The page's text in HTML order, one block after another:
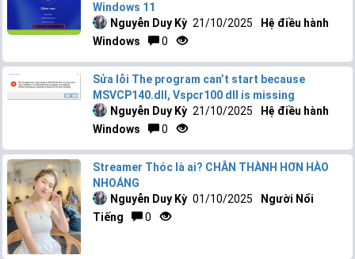
Windows 11
Nguyễn Duy Kỳ 21/10/2025
Hệ điều hành
Windows
0
Sửa lỗi The program can’t start because
MSVCP140.dll, Vspcr100 dll is missing
Nguyễn Duy Kỳ 21/10/2025
Hệ điều hành
Windows
0
Streamer Thóc là ai? CHÂN THÀNH HƠN HÀO
NHOÁNG
Nguyễn Duy Kỳ 01/10/2025
Người Nổi
Tiếng
0